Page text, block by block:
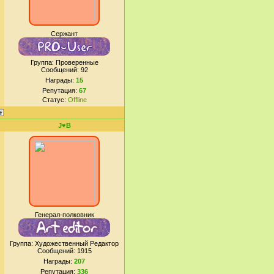
Сержант
Группа: Проверенные
Сообщений: 92
Награды: 15
Репутация: 67
Статус: Offline
J♥B
Генерал-полковник
Группа: Художественный Редактор
Сообщений: 1915
Награды: 207
Репутация: 336